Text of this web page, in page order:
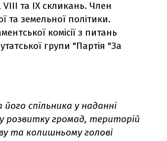
та IX скликань. Член
та земельної політики.
комісії з питань
групи "Партія "За
спільника у наданні
розвитку громад, територій
та колишньому голові